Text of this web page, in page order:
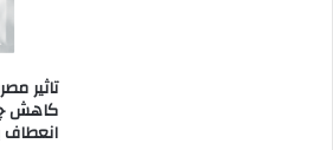
تاثیر
کاهش